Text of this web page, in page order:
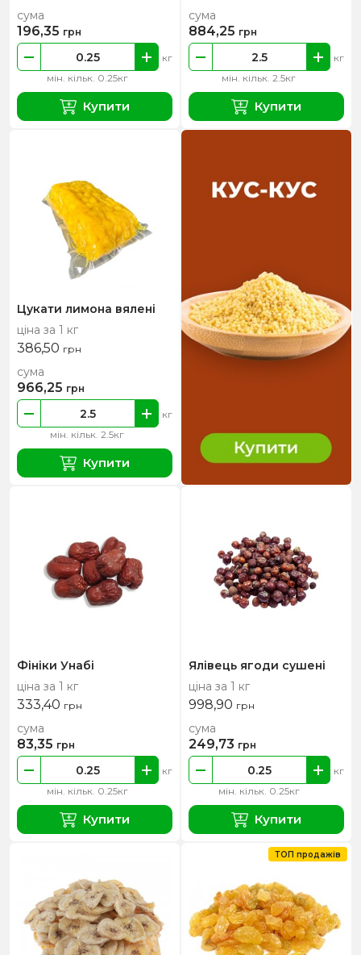
мін. кільк. 0.25кг
кг
сума
196,35 грн
Купити
мін. кільк. 2.5кг
кг
сума
884,25 грн
Купити
Цукати лимона вялені
ціна за 1 кг
386,50 грн
мін. кільк. 2.5кг
кг
сума
966,25 грн
Купити
Фініки Унабі
ціна за 1 кг
333,40 грн
мін. кільк. 0.25кг
кг
сума
83,35 грн
Купити
Ялівець ягоди сушені
ціна за 1 кг
998,90 грн
мін. кільк. 0.25кг
кг
сума
249,73 грн
Купити
ТОП продажів